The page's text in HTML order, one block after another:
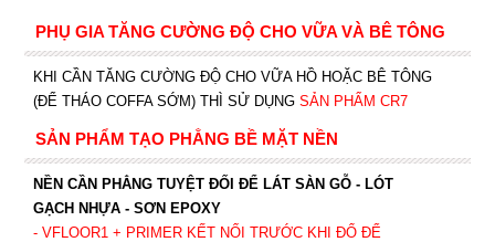
PHỤ GIA TĂNG CƯỜNG ĐỘ CHO VỮA VÀ BÊ TÔNG
KHI CẦN TĂNG CƯỜNG ĐỘ CHO VỮA HỒ HOẶC BÊ TÔNG
(ĐỂ THÁO COFFA SỚM) THÌ SỬ DỤNG SẢN PHẨM CR7
SẢN PHẨM TẠO PHẲNG BỀ MẶT NỀN
NỀN CẦN PHẲNG TUYỆT ĐỐI ĐỂ LÁT SÀN GỖ - LÓT
GẠCH NHỰA - SƠN EPOXY
- VFLOOR1 + PRIMER KẾT NỐI TRƯỚC KHI ĐỔ ĐỂ